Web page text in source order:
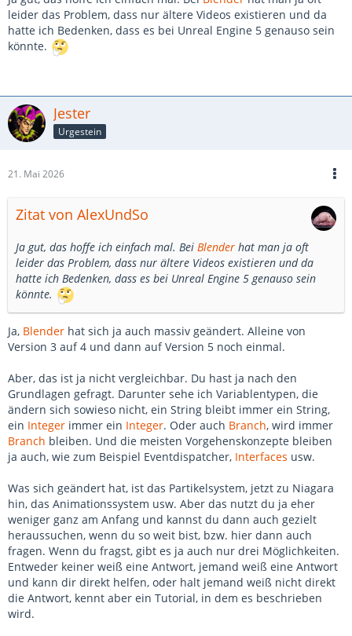
leider das Problem, dass nur ältere Videos existieren und da
hatte ich Bedenken, dass es bei Unreal Engine 5 genauso sein
könnte.
Jester
Urgestein
21. Mai 2026
Zitat von AlexUndSo
Ja gut, das hoffe ich einfach mal. Bei Blender hat man ja oft
leider das Problem, dass nur ältere Videos existieren und da
hatte ich Bedenken, dass es bei Unreal Engine 5 genauso sein
könnte.
Ja, Blender hat sich ja auch massiv geändert. Alleine von
Version 3 auf 4 und dann auf Version 5 noch einmal.
Aber, das ist ja nicht vergleichbar. Du hast ja nach den
Grundlagen gefragt. Darunter sehe ich Variablentypen, die
ändern sich sowieso nicht, ein String bleibt immer ein String,
ein Integer immer ein Integer. Oder auch Branch, wird immer
Branch bleiben. Und die meisten Vorgehenskonzepte bleiben
ja auch, wie zum Beispiel Eventdispatcher, Interfaces usw.
Was sich geändert hat, ist das Partikelsystem, jetzt zu Niagara
hin, das Animationssystem usw. Aber das nutzt du ja eher
weniger ganz am Anfang und kannst du dann auch gezielt
heraussuchen, wenn du so weit bist, bzw. hier dann auch
fragen. Wenn du fragst, gibt es ja auch nur drei Möglichkeiten.
Entweder keiner weiß eine Antwort, jemand weiß eine Antwort
und kann dir direkt helfen, oder halt jemand weiß nicht direkt
die Antwort, kennt aber ein Tutorial, in dem es beschrieben
wird.